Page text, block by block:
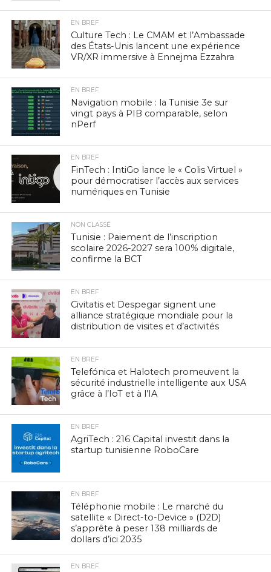
EN BREF
Culture Tech : Le CMAM et l’Ambassade
des États-Unis lancent une expérience
VR/XR immersive à Ennejma Ezzahra
EN BREF
Navigation mobile : la Tunisie 3e sur
vingt pays à PIB comparable, selon
nPerf
EN BREF
FinTech : IntiGo lance le « Colis Virtuel »
pour démocratiser l’accès aux services
numériques en Tunisie
NON CLASSÉ
Tunisie : Paiement de l’inscription
scolaire 2026-2027 sera 100% digitale,
confirme la BCT
EN BREF
Civitatis et Despegar signent une
alliance stratégique mondiale pour la
distribution de visites et d’activités
EN BREF
Telefónica et Halotech promeuvent la
sécurité industrielle intelligente aux USA
grâce à l’IoT et à l’IA
EN BREF
AgriTech : 216 Capital investit dans la
startup tunisienne RoboCare
EN BREF
Téléphonie mobile : Le marché du
satellite « Direct-to-Device » (D2D)
s’apprête à peser 138 milliards de
dollars d’ici 2035
EN BREF